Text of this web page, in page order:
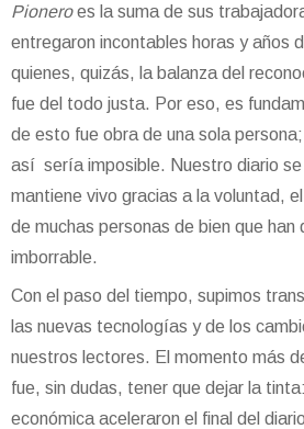
Pioneroes la suma de sus
entregaron incontables horas y años
quienes, quizás, la balanza del
fue del todo justa. Por eso, es
de esto fue obra de una sola
así sería imposible. Nuestro diario
mantiene vivo gracias a la voluntad,
de muchas personas de bien que han
imborrable.
Con el paso del tiempo, supimos
las nuevas tecnologías y de los
nuestros lectores. El momento más
fue, sin dudas, tener que dejar la
económica aceleraron el final del